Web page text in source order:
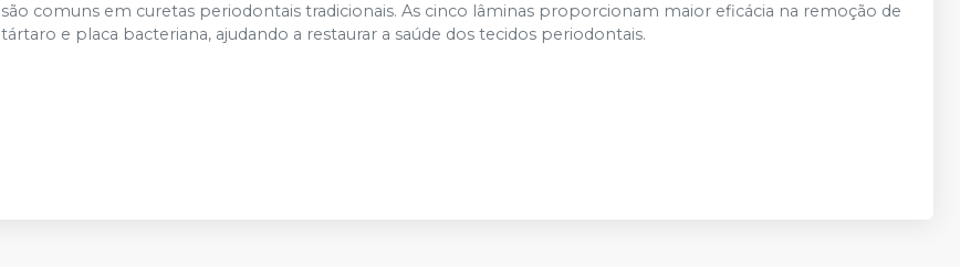
são comuns em curetas periodontais tradicionais. As cinco lâminas proporcionam maior eficácia na remoção de
tártaro e placa bacteriana, ajudando a restaurar a saúde dos tecidos periodontais.